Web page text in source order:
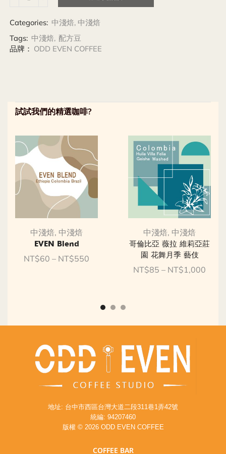
Categories: 中淺焙, 中淺焙
Tags: 中淺焙, 配方豆
品牌： ODD EVEN COFFEE
試試我們的精選咖啡?
中淺焙, 中淺焙
EVEN Blend
NT$60 – NT$550
中淺焙, 中淺焙
哥倫比亞 薇拉 維莉亞莊
園 花舞月季 藝伎
NT$85 – NT$1,000
地址: 台中市西區台灣大道二段311巷1弄42號
統編: 94207460
版權 © 2026 ODD EVEN COFFEE
COFFEE BAR